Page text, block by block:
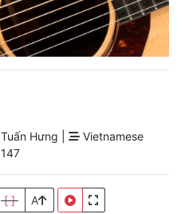
Tuấn Hưng |
Vietnamese
147
[ ] A